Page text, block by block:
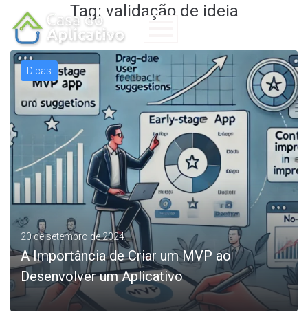
Tag: validação de ideia
Dicas
20 de setembro de 2024
A Importância de Criar um MVP ao
Desenvolver um Aplicativo